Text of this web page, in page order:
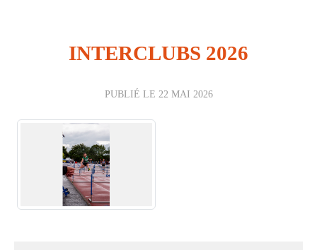
INTERCLUBS 2026
PUBLIÉ LE 22 MAI 2026